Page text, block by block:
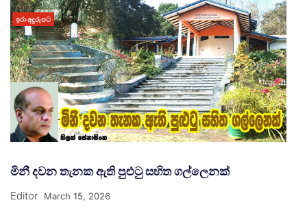
ඉරා අදුරුපට
මිනී දවන තැනක ඇති පුළුටු සහිත ගල්ලෙනක්
Editor March 15, 2026